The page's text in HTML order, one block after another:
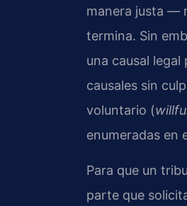
manera justa —
termina. Sin
una causal legal
causales sin
voluntario (
enumeradas en
Para que un
parte que